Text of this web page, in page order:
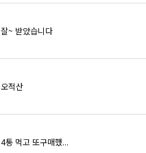
잘~ 받았습니다
오적산
4통 먹고 또구매했...